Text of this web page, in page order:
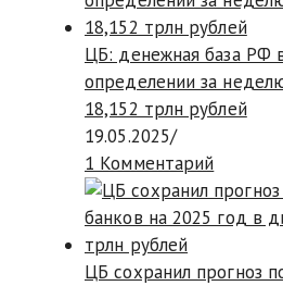
ЦБ: денежная база РФ
определении за
18,152 трлн рублей
19.05.2025/
1 Комментарий
ЦБ сохранил прогноз